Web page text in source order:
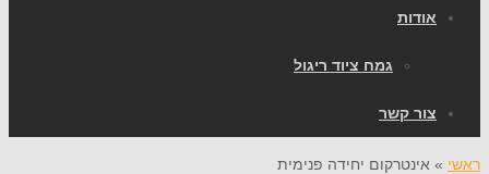
גמח ציוד ריגול
קשר
אינטרקום יחידה פנימית